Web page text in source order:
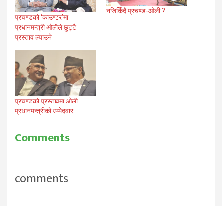
प्रचण्डको ‘काउण्टर’मा
प्रधानमन्त्री ओलीले छुट्टै
प्रस्ताव ल्याउने
नजिकिँदै प्रचण्ड-ओली ?
प्रचण्डको प्रस्तावमा ओली
प्रधानमन्त्रीको उम्मेदवार
Comments
comments